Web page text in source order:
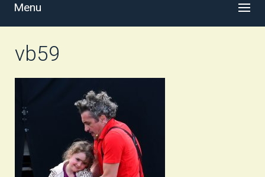
Menu
vb59